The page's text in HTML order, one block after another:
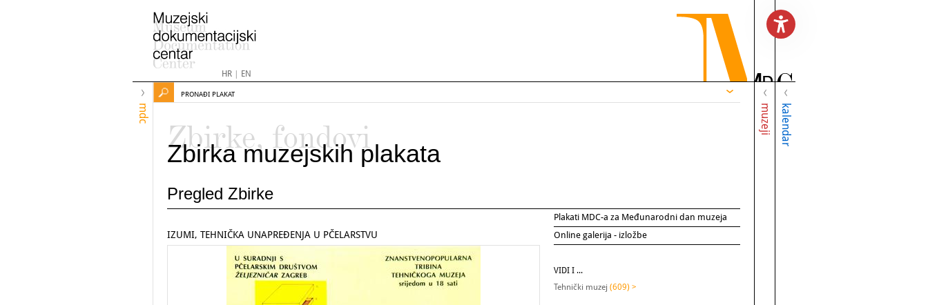
HR| EN
mdc muzeji kalendar
PRONAĐI PLAKAT
Zbirke, fondovi
Zbirka muzejskih plakata
Pregled Zbirke
Plakati MDC-a za Međunarodni dan muzeja
Online galerija - izložbe
IZUMI, TEHNIČKA UNAPREĐENJA U PČELARSTVU
VIDI I ...
Tehnički muzej (609) >